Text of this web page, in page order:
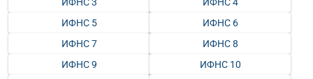
ИФНС 5
ИФНС 6
ИФНС 7
ИФНС 8
ИФНС 9
ИФНС 10